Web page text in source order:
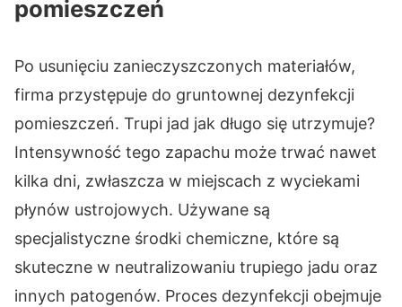
pomieszczeń
Po usunięciu zanieczyszczonych materiałów,
firma przystępuje do gruntownej dezynfekcji
pomieszczeń. Trupi jad jak długo się utrzymuje?
Intensywność tego zapachu może trwać nawet
kilka dni, zwłaszcza w miejscach z wyciekami
płynów ustrojowych. Używane są
specjalistyczne środki chemiczne, które są
skuteczne w neutralizowaniu trupiego jadu oraz
innych patogenów. Proces dezynfekcji obejmuje